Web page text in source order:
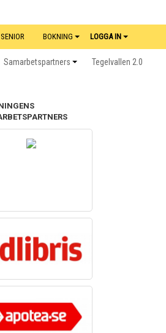
BOKNING LOGGA IN
Samarbetspartners Tegelvallen 2.0